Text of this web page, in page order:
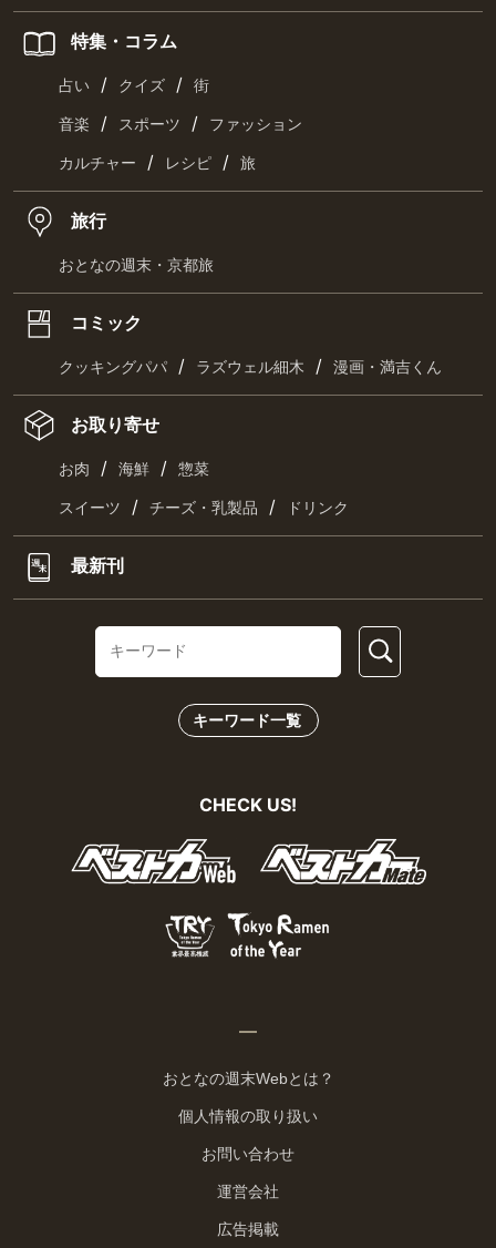
特集・コラム
占い / クイズ / 街
音楽 / スポーツ / ファッション
カルチャー / レシピ / 旅
旅行
おとなの週末・京都旅
コミック
クッキングパパ / ラズウェル細木 / 漫画・満吉くん
お取り寄せ
お肉 / 海鮮 / 惣菜
スイーツ / チーズ・乳製品 / ドリンク
最新刊
キーワード一覧
CHECK US!
おとなの週末Webとは？
個人情報の取り扱い
お問い合わせ
運営会社
広告掲載